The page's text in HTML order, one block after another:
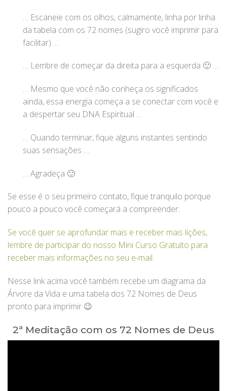
… Escaneie com os olhos, calmamente, linha por linha
da tabela com os 72 nomes (sugiro você imprimir para
facilitar) …
… Lembre de começar da direita para a esquerda 🙂 …
… Mesmo que você não conheça os significados
ainda, essa energia começa a se conectar com você e
a despertar seu DNA Espiritual …
… Quando terminar, fique alguns instantes sentindo
suas sensações …
… Agradeça 🙂
Se esse é o seu primeiro contato, fique tranquilo porque
pouco a pouco você começará a compreender.
Se você quer se aprofundar mais e receber mais lições,
lembre de participar do nosso Mini Curso Gratuito para
receber mais informações no seu e-mail.
Nesse link acima você também recebe um diagrama da
Árvore da Vida e uma tabela dos 72 Nomes de Deus
pronto para imprimir 😉
2ª Meditação com os 72 Nomes de Deus